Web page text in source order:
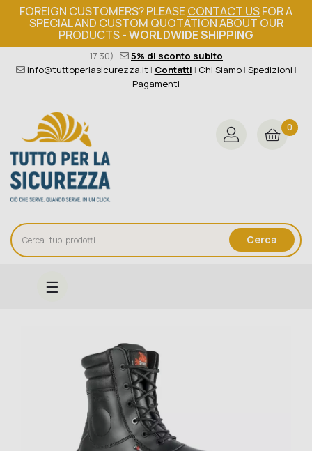
FOREIGN CUSTOMERS? PLEASECONTACT USFOR A
SPECIAL AND CUSTOM QUOTATION ABOUT OUR
PRODUCTS -WORLDWIDE SHIPPING
Ordine minimo 149€+iva 376 004 4000(Lun - Ven / 8.30 -
17.30)
5% di sconto subito
info@tuttoperlasicurezza.it | Contatti | Chi Siamo| Spedizioni |
Pagamenti
Cerca
0
navigazione
☰